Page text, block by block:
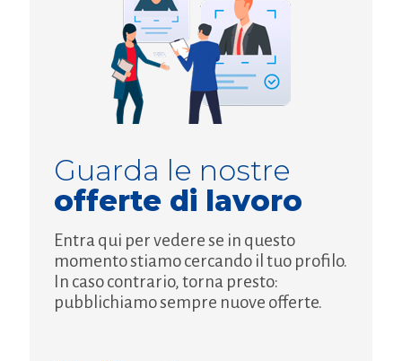
Guarda le nostre
offerte di lavoro
Entra qui per vedere se in questo
momento stiamo cercando il tuo profilo.
In caso contrario, torna presto:
pubblichiamo sempre nuove offerte.